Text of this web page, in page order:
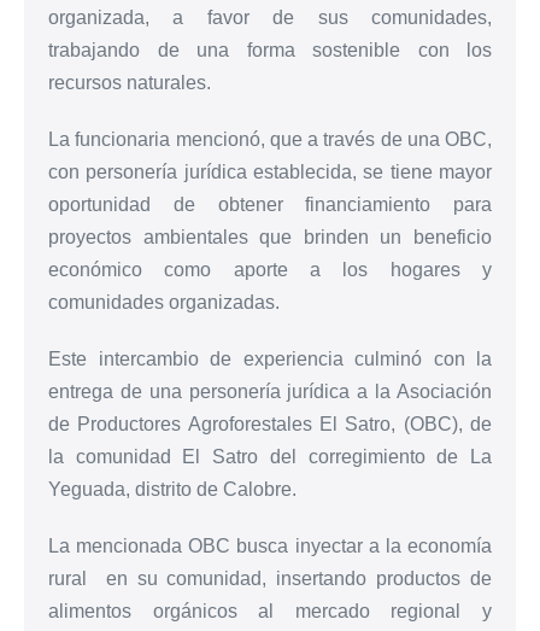
organizada, a favor de sus comunidades,
trabajando de una forma sostenible con los
recursos naturales.
La funcionaria mencionó, que a través de una OBC,
con personería jurídica establecida, se tiene mayor
oportunidad de obtener financiamiento para
proyectos ambientales que brinden un beneficio
económico como aporte a los hogares y
comunidades organizadas.
Este intercambio de experiencia culminó con la
entrega de una personería jurídica a la Asociación
de Productores Agroforestales El Satro, (OBC), de
la comunidad El Satro del corregimiento de La
Yeguada, distrito de Calobre.
La mencionada OBC busca inyectar a la economía
rural en su comunidad, insertando productos de
alimentos orgánicos al mercado regional y